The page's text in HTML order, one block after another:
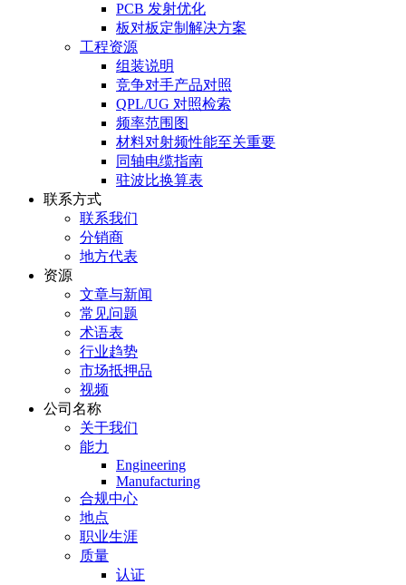
PCB 发射优化
板对板定制解决方案
工程资源
组装说明
竞争对手产品对照
QPL/UG 对照检索
频率范围图
材料对射频性能至关重要
同轴电缆指南
驻波比换算表
联系方式
联系我们
分销商
地方代表
资源
文章与新闻
常见问题
术语表
行业趋势
市场抵押品
视频
公司名称
关于我们
能力
Engineering
Manufacturing
合规中心
地点
职业生涯
质量
认证